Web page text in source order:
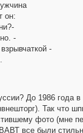
он:
-
-
До 1986
Так что
фото (мне
все были